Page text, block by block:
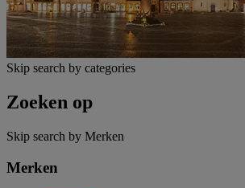
Skip search by categories
Zoeken op
Skip search by Merken
Merken